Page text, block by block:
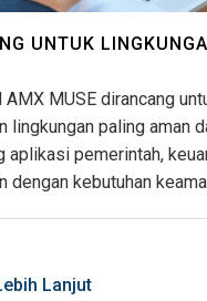
UNTUK
MUSE dirancang
lingkungan paling aman
aplikasi pemerintah,
dengan kebutuhan
Lanjut